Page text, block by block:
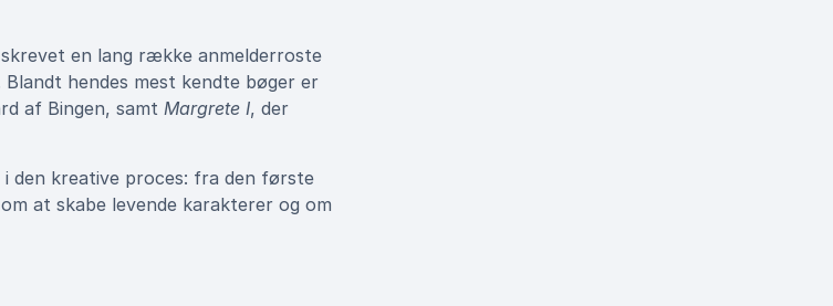
skrevet en lang række anmelderroste
hendes mest kendte bøger er
af Bingen, samt Margrete I, der
den kreative proces: fra den første
at skabe levende karakterer og om